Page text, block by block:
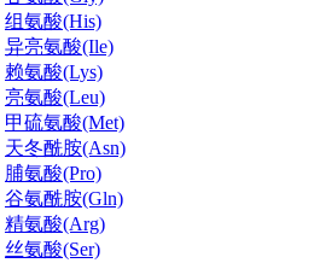
组氨酸(His)
异亮氨酸(Ile)
赖氨酸(Lys)
亮氨酸(Leu)
甲硫氨酸(Met)
天冬酰胺(Asn)
脯氨酸(Pro)
谷氨酰胺(Gln)
精氨酸(Arg)
丝氨酸(Ser)